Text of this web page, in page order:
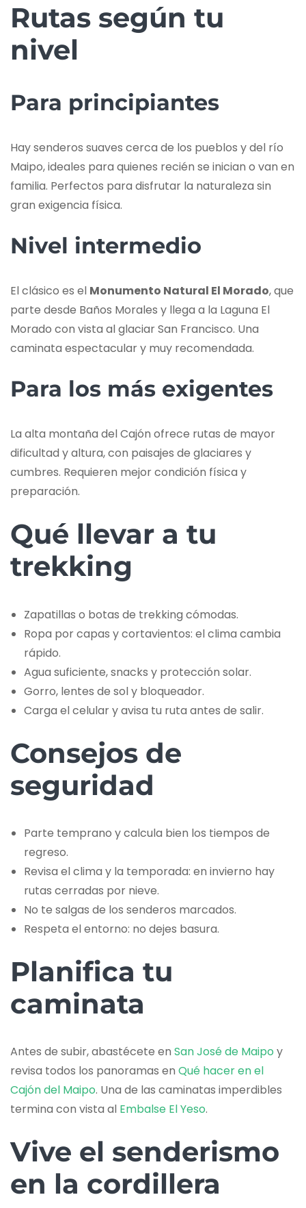
Rutas según tu
nivel
Para principiantes
Hay senderos suaves cerca de los pueblos y del río
Maipo, ideales para quienes recién se inician o van en
familia. Perfectos para disfrutar la naturaleza sin
gran exigencia física.
Nivel intermedio
El clásico es el Monumento Natural El Morado, que
parte desde Baños Morales y llega a la Laguna El
Morado con vista al glaciar San Francisco. Una
caminata espectacular y muy recomendada.
Para los más exigentes
La alta montaña del Cajón ofrece rutas de mayor
dificultad y altura, con paisajes de glaciares y
cumbres. Requieren mejor condición física y
preparación.
Qué llevar a tu
trekking
Zapatillas o botas de trekking cómodas.
Ropa por capas y cortavientos: el clima cambia
rápido.
Agua suficiente, snacks y protección solar.
Gorro, lentes de sol y bloqueador.
Carga el celular y avisa tu ruta antes de salir.
Consejos de
seguridad
Parte temprano y calcula bien los tiempos de
regreso.
Revisa el clima y la temporada: en invierno hay
rutas cerradas por nieve.
No te salgas de los senderos marcados.
Respeta el entorno: no dejes basura.
Planifica tu
caminata
Antes de subir, abastécete en San José de Maipo y
revisa todos los panoramas en Qué hacer en el
Cajón del Maipo. Una de las caminatas imperdibles
termina con vista al Embalse El Yeso.
Vive el senderismo
en la cordillera